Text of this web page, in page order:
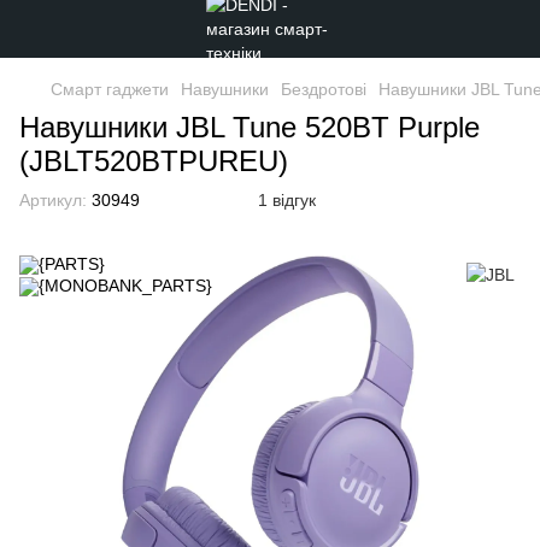
Смарт гаджети Навушники Бездротові Навушники JBL
Навушники JBL Tune 520BT Purple
(JBLT520BTPUREU)
Артикул: 30949 1 відгук